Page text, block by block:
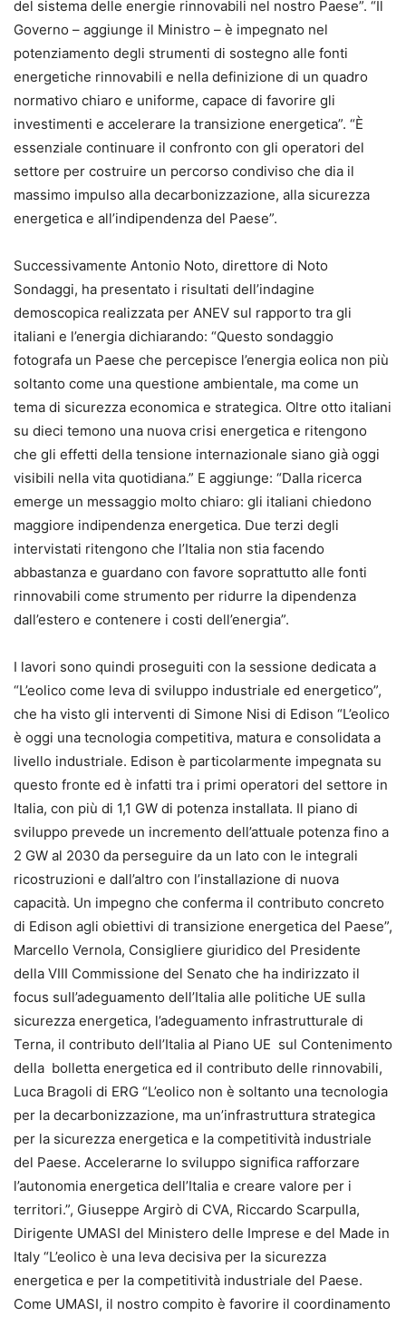
del sistema delle energie rinnovabili nel nostro Paese”. “Il
Governo – aggiunge il Ministro – è impegnato nel
potenziamento degli strumenti di sostegno alle fonti
energetiche rinnovabili e nella definizione di un quadro
normativo chiaro e uniforme, capace di favorire gli
investimenti e accelerare la transizione energetica”. “È
essenziale continuare il confronto con gli operatori del
settore per costruire un percorso condiviso che dia il
massimo impulso alla decarbonizzazione, alla sicurezza
energetica e all’indipendenza del Paese”.
Successivamente Antonio Noto, direttore di Noto
Sondaggi, ha presentato i risultati dell’indagine
demoscopica realizzata per ANEV sul rapporto tra gli
italiani e l’energia dichiarando: “Questo sondaggio
fotografa un Paese che percepisce l’energia eolica non più
soltanto come una questione ambientale, ma come un
tema di sicurezza economica e strategica. Oltre otto italiani
su dieci temono una nuova crisi energetica e ritengono
che gli effetti della tensione internazionale siano già oggi
visibili nella vita quotidiana.” E aggiunge: “Dalla ricerca
emerge un messaggio molto chiaro: gli italiani chiedono
maggiore indipendenza energetica. Due terzi degli
intervistati ritengono che l’Italia non stia facendo
abbastanza e guardano con favore soprattutto alle fonti
rinnovabili come strumento per ridurre la dipendenza
dall’estero e contenere i costi dell’energia”.
I lavori sono quindi proseguiti con la sessione dedicata a
“L’eolico come leva di sviluppo industriale ed energetico”,
che ha visto gli interventi di Simone Nisi di Edison “L’eolico
è oggi una tecnologia competitiva, matura e consolidata a
livello industriale. Edison è particolarmente impegnata su
questo fronte ed è infatti tra i primi operatori del settore in
Italia, con più di 1,1 GW di potenza installata. Il piano di
sviluppo prevede un incremento dell’attuale potenza fino a
2 GW al 2030 da perseguire da un lato con le integrali
ricostruzioni e dall’altro con l’installazione di nuova
capacità. Un impegno che conferma il contributo concreto
di Edison agli obiettivi di transizione energetica del Paese”,
Marcello Vernola, Consigliere giuridico del Presidente
della VIII Commissione del Senato che ha indirizzato il
focus sull’adeguamento dell’Italia alle politiche UE sulla
sicurezza energetica, l’adeguamento infrastrutturale di
Terna, il contributo dell’Italia al Piano UE sul Contenimento
della bolletta energetica ed il contributo delle rinnovabili,
Luca Bragoli di ERG “L’eolico non è soltanto una tecnologia
per la decarbonizzazione, ma un’infrastruttura strategica
per la sicurezza energetica e la competitività industriale
del Paese. Accelerarne lo sviluppo significa rafforzare
l’autonomia energetica dell’Italia e creare valore per i
territori.”, Giuseppe Argirò di CVA, Riccardo Scarpulla,
Dirigente UMASI del Ministero delle Imprese e del Made in
Italy “L’eolico è una leva decisiva per la sicurezza
energetica e per la competitività industriale del Paese.
Come UMASI, il nostro compito è favorire il coordinamento